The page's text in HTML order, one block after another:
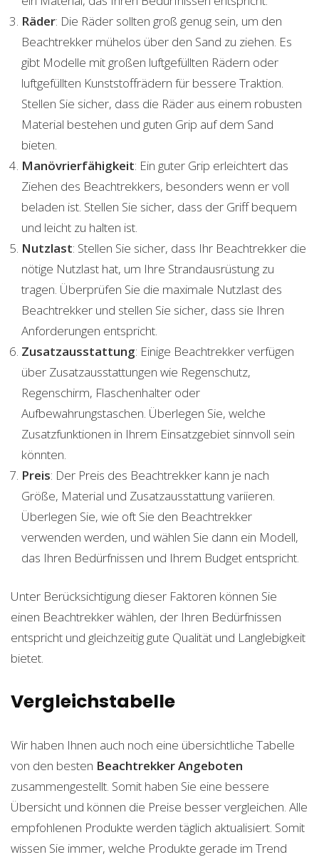
Räder: Die Räder sollten groß genug sein, um den
Beachtrekker mühelos über den Sand zu ziehen. Es
gibt Modelle mit großen luftgefüllten Rädern oder
luftgefüllten Kunststoffrädern für bessere Traktion.
Stellen Sie sicher, dass die Räder aus einem robusten
Material bestehen und guten Grip auf dem Sand
bieten.
Manövrierfähigkeit: Ein guter Grip erleichtert das
Ziehen des Beachtrekkers, besonders wenn er voll
beladen ist. Stellen Sie sicher, dass der Griff bequem
und leicht zu halten ist.
Nutzlast: Stellen Sie sicher, dass Ihr Beachtrekker die
nötige Nutzlast hat, um Ihre Strandausrüstung zu
tragen. Überprüfen Sie die maximale Nutzlast des
Beachtrekker und stellen Sie sicher, dass sie Ihren
Anforderungen entspricht.
Zusatzausstattung: Einige Beachtrekker verfügen
über Zusatzausstattungen wie Regenschutz,
Regenschirm, Flaschenhalter oder
Aufbewahrungstaschen. Überlegen Sie, welche
Zusatzfunktionen in Ihrem Einsatzgebiet sinnvoll sein
könnten.
Preis: Der Preis des Beachtrekker kann je nach
Größe, Material und Zusatzausstattung variieren.
Überlegen Sie, wie oft Sie den Beachtrekker
verwenden werden, und wählen Sie dann ein Modell,
das Ihren Bedürfnissen und Ihrem Budget entspricht.
Unter Berücksichtigung dieser Faktoren können Sie
einen Beachtrekker wählen, der Ihren Bedürfnissen
entspricht und gleichzeitig gute Qualität und Langlebigkeit
bietet.
Vergleichstabelle
Wir haben Ihnen auch noch eine übersichtliche Tabelle
von den besten BeachtrekkerAngeboten
zusammengestellt. Somit haben Sie eine bessere
Übersicht und können die Preise besser vergleichen. Alle
empfohlenen Produkte werden täglich aktualisiert. Somit
wissen Sie immer, welche Produkte gerade im Trend